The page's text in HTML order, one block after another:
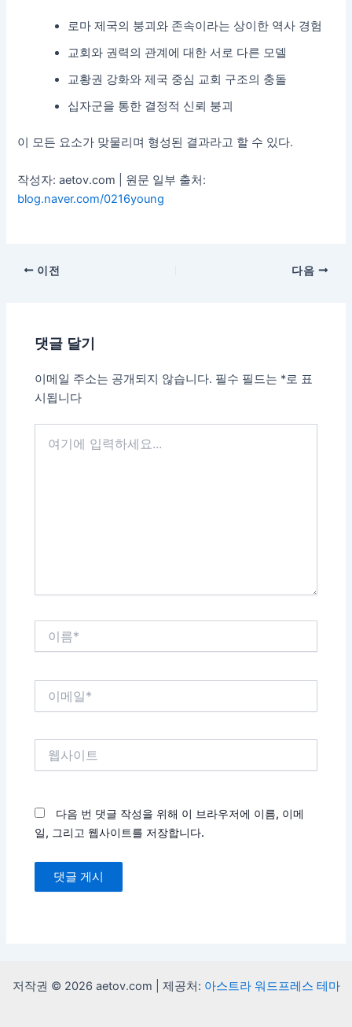
로마 제국의 붕괴와 존속이라는 상이한 역사 경험
교회와 권력의 관계에 대한 서로 다른 모델
교황권 강화와 제국 중심 교회 구조의 충돌
십자군을 통한 결정적 신뢰 붕괴
이 모든 요소가 맞물리며 형성된 결과라고 할 수 있다.
작성자: aetov.com | 원문 일부 출처:
blog.naver.com/0216young
이전 다음
댓글 달기
이메일 주소는 공개되지 않습니다. 필수 필드는 *로 표
시됩니다
다음 번 댓글 작성을 위해 이 브라우저에 이름, 이메
일, 그리고 웹사이트를 저장합니다.
저작권 © 2026 aetov.com | 제공처: 아스트라 워드프레스 테마